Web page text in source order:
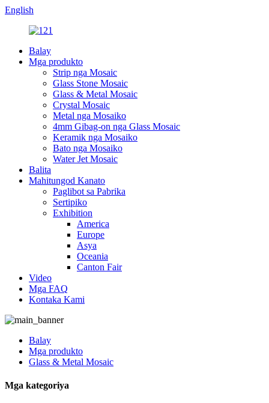
English
Balay
Mga produkto
Strip nga Mosaic
Glass Stone Mosaic
Glass & Metal Mosaic
Crystal Mosaic
Metal nga Mosaiko
4mm Gibag-on nga Glass Mosaic
Keramik nga Mosaiko
Bato nga Mosaiko
Water Jet Mosaic
Balita
Mahitungod Kanato
Paglibot sa Pabrika
Sertipiko
Exhibition
America
Europe
Asya
Oceania
Canton Fair
Video
Mga FAQ
Kontaka Kami
Balay
Mga produkto
Glass & Metal Mosaic
Mga kategoriya